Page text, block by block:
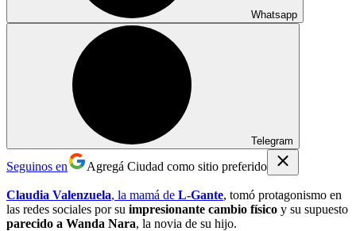
Whatsapp
Telegram
Seguinos en Agregá Ciudad como sitio preferido
Claudia Valenzuela, la mamá de L-Gante, tomó protagonismo en
las redes sociales por su impresionante cambio físico y su supuesto
parecido a Wanda Nara, la novia de su hijo.